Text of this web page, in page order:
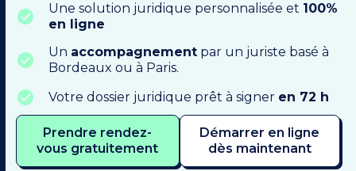
Une solution juridique personnalisée et 100%
en ligne
Un accompagnement par un juriste basé à
Bordeaux ou à Paris.
Votre dossier juridique prêt à signer en 72 h
Prendre rendez-
vous gratuitement
Démarrer en ligne
dès maintenant